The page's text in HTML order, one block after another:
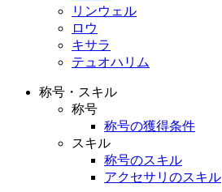
リンウェル
ロウ
キサラ
テュオハリム
称号・スキル
称号
称号の獲得条件
スキル
称号のスキル
アクセサリのスキル